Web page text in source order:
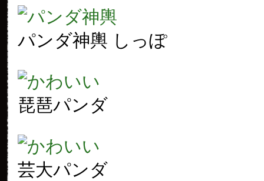
パンダ神輿 しっぽ
琵琶パンダ
芸大パンダ